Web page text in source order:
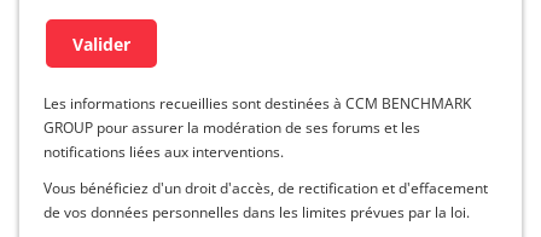
Les informations recueillies sont destinées à CCM BENCHMARK
GROUP pour assurer la modération de ses forums et les
notifications liées aux interventions.
Vous bénéficiez d'un droit d'accès, de rectification et d'effacement
de vos données personnelles dans les limites prévues par la loi.